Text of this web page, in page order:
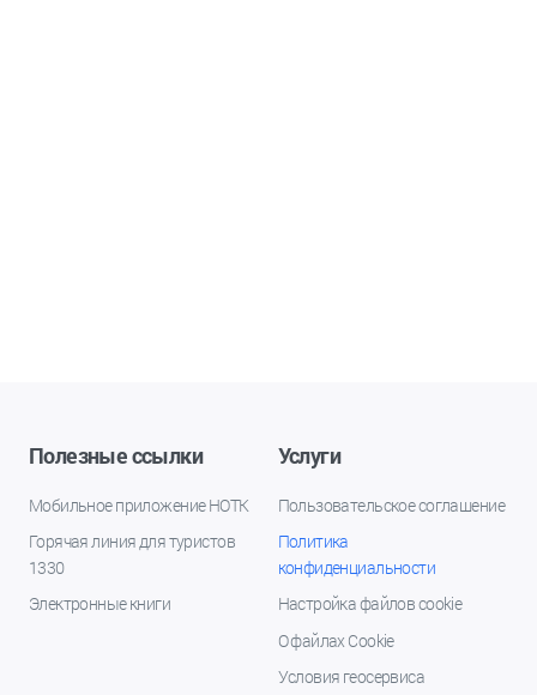
Полезные ссылки
Мобильное приложение НОТК
Горячая линия для туристов
1330
Электронные книги
Услуги
Пользовательское соглашение
Политика
конфиденциальности
Настройка файлов cookie
О файлах Cookie
Условия геосервиса